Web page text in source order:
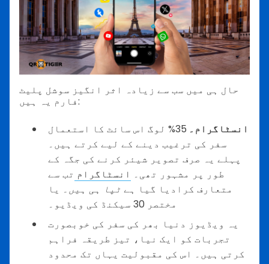
حال ہی میں سب سے زیادہ اثر انگیز سوشل پلیٹ
فارم یہ ہیں:
انسٹاگرام۔
35% لوگ اس سائٹ کا استعمال
سفر کی ترغیب دینے کے لیے کرتے ہیں۔
پہلے یہ صرف تصویر شیئر کرنے کی جگہ کے
طور پر مشہور تھی۔ انسٹاگرام تب سے
متعارف کرادیا گیا ہے ٹپا ہی ہیں۔ یا
مختصر 30 سیکنڈ کی ویڈیو۔
یہ ویڈیوز دنیا بھر کی سفر کی خوبصورت
تجربات کو ایک نیا، تیز طریقہ فراہم
کرتی ہیں۔ اس کی مقبولیت یہاں تک محدود